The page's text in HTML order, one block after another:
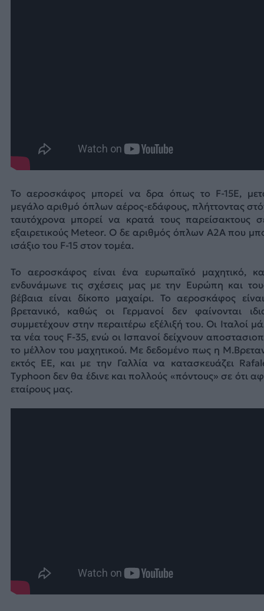
Το αεροσκάφος μπορεί να δρα όπως το F-15E,
μεγάλο αριθμό όπλων αέρος-εδάφους, πλήττοντας
ταυτόχρονα μπορεί να κρατά τους παρείσακτους
εξαιρετικούς Meteor. Ο δε αριθμός όπλων Α2Α που
ισάξιο του F-15 στον τομέα.
To αεροσκάφος είναι ένα ευρωπαϊκό μαχητικό,
ενδυνάμωνε τις σχέσεις μας με την Ευρώπη και
βέβαια είναι δίκοπο μαχαίρι. Το αεροσκάφος
βρετανικό, καθώς οι Γερμανοί δεν φαίνονται
συμμετέχουν στην περαιτέρω εξέλιξή του. Οι Ιταλοί
τα νέα τους F-35, ενώ οι Ισπανοί δείχνουν
το μέλλον του μαχητικού. Με δεδομένο πως η
εκτός ΕΕ, και με την Γαλλία να κατασκευάζει
Typhoon δεν θα έδινε και πολλούς «πόντους» σε ότι
εταίρους μας.